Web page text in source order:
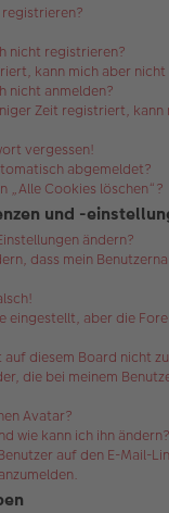
nicht registrieren?
kann mich aber nicht
nicht anmelden?
Zeit registriert, kann
vergessen!
abgemeldet?
„Alle Cookies löschen“?
und -
ändern?
dass mein
eingestellt, aber die
diesem Board nicht
die bei meinem
Avatar?
wie kann ich ihn ändern?
auf den E-Mail-